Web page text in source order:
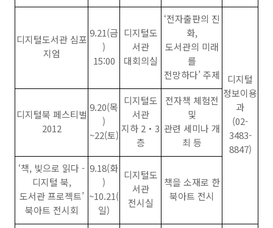
디지털도서관 심포
지엄
9.21(금
)
15:00
디지털도
서관
대회의실
‘전자출판의 진
화,
도서관의 미래
를
전망하다’ 주제
디지털
정보이용
과
(02-
3483-
8847)
디지털북 페스티벌
2012
9.20(목
)
~22(토)
디지털도
서관
지하 2‧3
층
전자책 체험전
및
관련 세미나 개
최 등
‘책, 빛으로 읽다 -
디지털 북,
도서관 프로젝트’
북아트 전시회
9.18(화
)
~10.21(
일)
디지털도
서관
전시실
책을 소재로 한
북아트 전시